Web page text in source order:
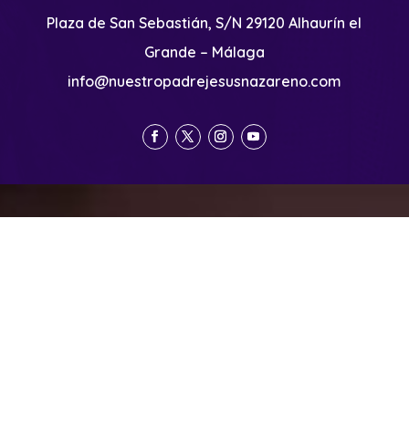
Plaza de San Sebastián, S/N 29120 Alhaurín el
Grande – Málaga
info@nuestropadrejesusnazareno.com